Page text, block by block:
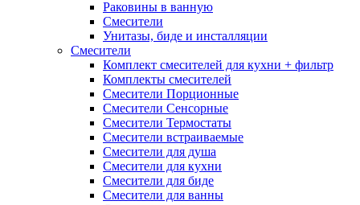
Раковины в ванную
Смесители
Унитазы, биде и инсталляции
Смесители
Комплект смесителей для кухни + фильтр
Комплекты смесителей
Смесители Порционные
Смесители Сенсорные
Смесители Термостаты
Смесители встраиваемые
Смесители для душа
Смесители для кухни
Смесители для биде
Смесители для ванны